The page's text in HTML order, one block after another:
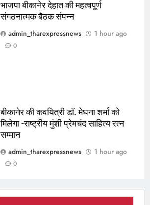
भाजपा बीकानेर देहात की महत्वपूर्ण
संगठनात्मक बैठक संपन्न
admin_tharexpressnews
1 hour ago
0
बीकानेर की कवयित्री डॉ. मेघना शर्मा को
मिलेगा -राष्ट्रीय मुंशी प्रेमचंद साहित्य रत्न
सम्मान
admin_tharexpressnews
1 hour ago
0